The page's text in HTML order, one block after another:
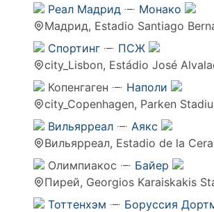
Реал Мадрид
Монако
Мадрид, Estadio Santiago
Спортинг
ПСЖ
city_Lisbon, Estádio José
Копенгаген
Наполи
city_Copenhagen, Parken
Вильярреал
Аякс
Вильярреал, Estadio de la
Олимпиакос
Байер
Пирей, Georgios Karaiskakis
Тоттенхэм
Боруссия